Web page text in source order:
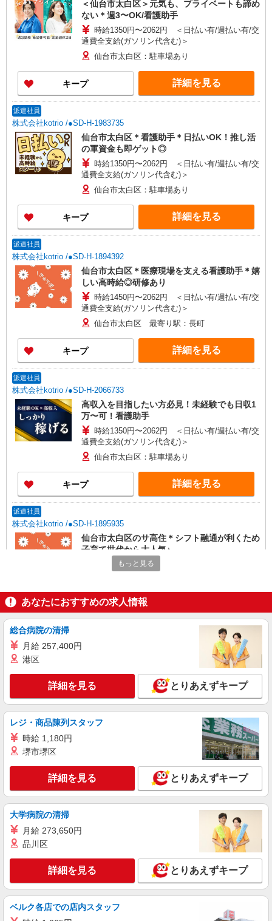
＜仙台市太白区＞元気も、プライベートも諦め
ない＊週3〜OK/看護助手
時給1350円〜2062円 ＜日払い有/週払い有/交
通費全支給(ガソリン代含む)＞
仙台市太白区：駐車場あり
キープ 詳細を見る
派遣社員
株式会社kotrio /●SD-H-1983735
仙台市太白区＊看護助手＊日払いOK！推し活
の軍資金も即ゲット◎
時給1350円〜2062円 ＜日払い有/週払い有/交
通費全支給(ガソリン代含む)＞
仙台市太白区：駐車場あり
キープ 詳細を見る
派遣社員
株式会社kotrio /●SD-H-1894392
仙台市太白区＊医療現場を支える看護助手＊嬉
しい高時給◎研修あり
時給1450円〜2062円 ＜日払い有/週払い有/交
通費全支給(ガソリン代含む)＞
仙台市太白区 最寄り駅：長町
キープ 詳細を見る
派遣社員
株式会社kotrio /●SD-H-2066733
高収入を目指したい方必見！未経験でも日収1
万〜可！看護助手
時給1350円〜2062円 ＜日払い有/週払い有/交
通費全支給(ガソリン代含む)＞
仙台市太白区：駐車場あり
キープ 詳細を見る
派遣社員
株式会社kotrio /●SD-H-1895935
仙台市太白区のサ高住＊シフト融通が利くため
子育て世代から大人気♪
時給2000円〜2500円 ＜日払い有/週払い有/交
仙台市太白区 最寄り駅：長町
キープ 詳細を見る
派遣社員
株式会社kotrio /●SD-H-1993088
可能♪
時給1350円〜2062円 ＜日払い有/週払い有/交
通費全支給(ガソリン代含む)＞
太白区内 【履歴書不要で即勤務♪】
詳細を見る
株式会社kotrio /●SD-H-2066690
≪仙台市太白区≫年齢不問！０からスタートで
時給1350円〜2062円 ＜日払い有/週払い有/交
仙台市太白区：駐車場あり
キープ 詳細を見る
派遣社員
もっと見る
あなたにおすすめの求人情報
総合病院の清掃
月給 257,400円
港区
詳細を見る とりあえずキープ
レジ・商品陳列スタッフ
時給 1,180円
堺市堺区
詳細を見る とりあえずキープ
大学病院の清掃
月給 273,650円
品川区
詳細を見る とりあえずキープ
ベルク各店での店内スタッフ